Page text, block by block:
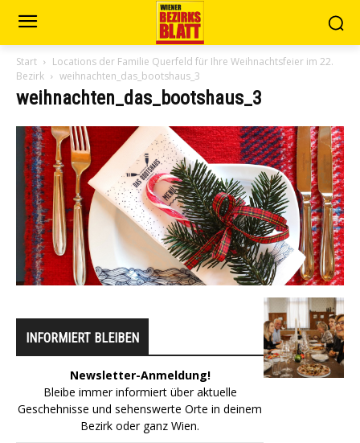
Start
Locations der Familie Querfeld für Ihre Weihnachtsfeier im 22.
Bezirk
weihnachten_das_bootshaus_3
weihnachten_das_bootshaus_3
INFORMIERT BLEIBEN
Newsletter-Anmeldung!
Bleibe immer informiert über aktuelle
Geschehnisse und sehenswerte Orte in deinem
Bezirk oder ganz Wien.